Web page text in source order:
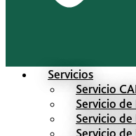
Servicios
Servicio
Servicio
Servicio
Servicio